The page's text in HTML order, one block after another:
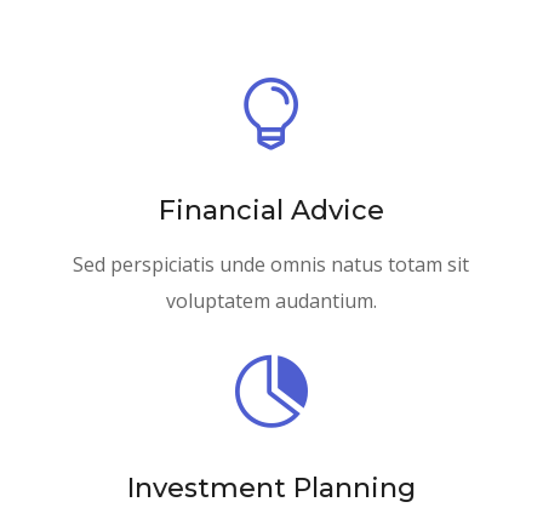

Financial Advice
Sed perspiciatis unde omnis natus totam sit
voluptatem audantium.

Investment Planning